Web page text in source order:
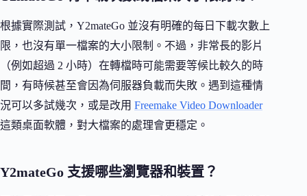
根據實際測試，Y2mateGo 並沒有明確的每日下載次數上
限，也沒有單一檔案的大小限制。不過，非常長的影片
（例如超過 2 小時）在轉檔時可能需要等候比較久的時
間，有時候甚至會因為伺服器負載而失敗。遇到這種情
況可以多試幾次，或是改用 Freemake Video Downloader
這類桌面軟體，對大檔案的處理會更穩定。
Y2mateGo 支援哪些瀏覽器和裝置？